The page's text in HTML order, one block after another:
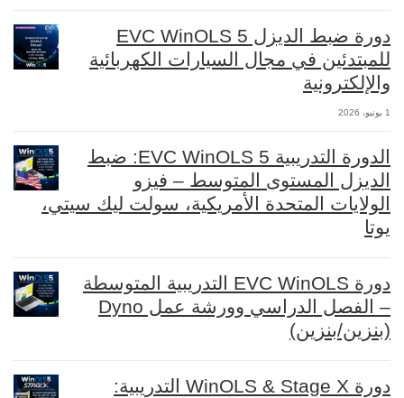
دورة ضبط الديزل EVC WinOLS 5
للمبتدئين في مجال السيارات الكهربائية
والإلكترونية
1 يونيو، 2026
الدورة التدريبية EVC WinOLS 5: ضبط
الديزل المستوى المتوسط – فيزو
الولايات المتحدة الأمريكية، سولت ليك سيتي،
يوتا
دورة EVC WinOLS التدريبية المتوسطة
– الفصل الدراسي وورشة عمل Dyno
(بنزين/بنزين)
دورة WinOLS & Stage X التدريبية: